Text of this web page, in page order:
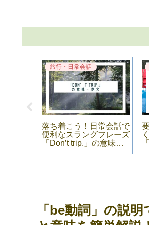
旅行・日常会話
落ち着こう！日常会話で
便利なスラングフレーズ
「Don’t trip.」の意味・
「be動詞」の説